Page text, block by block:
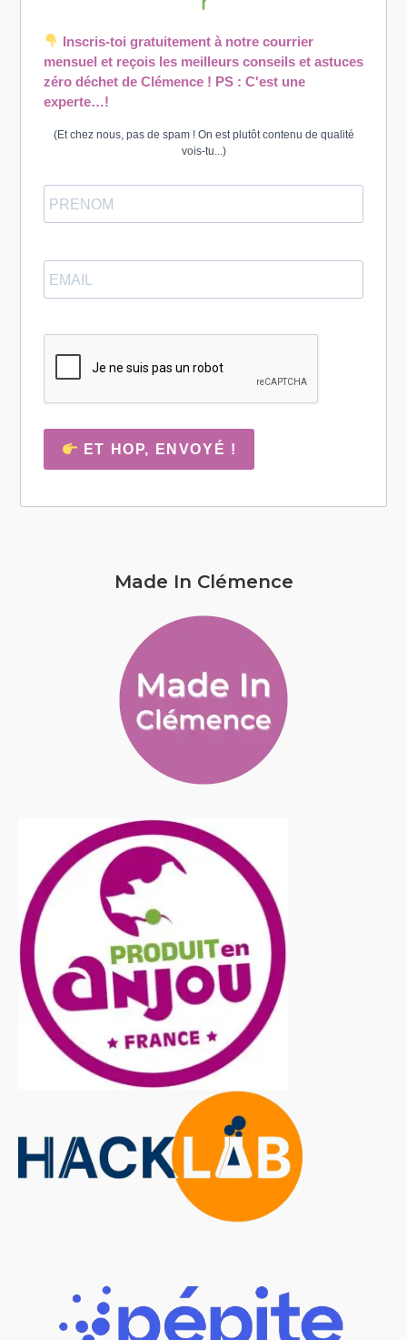
Inscris-toi gratuitement à notre courrier
mensuel et reçois les meilleurs conseils et astuces
zéro déchet de Clémence ! PS : C'est une
experte…!
(Et chez nous, pas de spam ! On est plutôt contenu de qualité
vois-tu...)
ET HOP, ENVOYÉ !
Made In Clémence